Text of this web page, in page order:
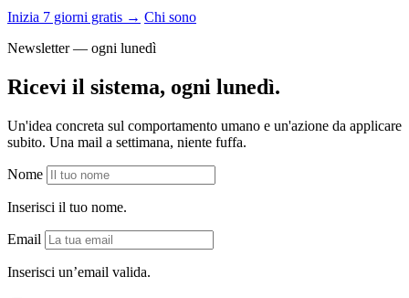
Inizia 7 giorni gratis → Chi sono
Newsletter — ogni lunedì
Ricevi il sistema, ogni lunedì.
Un'idea concreta sul comportamento umano e un'azione da applicare
subito. Una mail a settimana, niente fuffa.
Nome
Inserisci il tuo nome.
Email
Inserisci un’email valida.